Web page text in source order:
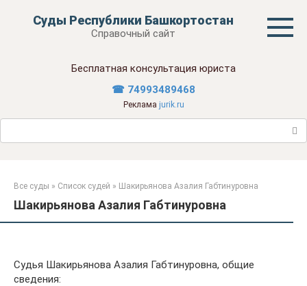
Суды Республики Башкортостан
Справочный сайт
Бесплатная консультация юриста
☎ 74993489468
Реклама jurik.ru
Поиск:
Все суды » Список судей » Шакирьянова Азалия Габтинуровна
Шакирьянова Азалия Габтинуровна
Судья Шакирьянова Азалия Габтинуровна, общие
сведения: